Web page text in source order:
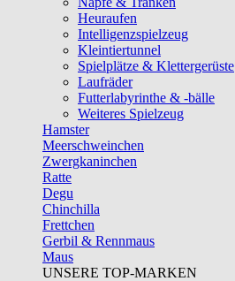
Heuraufen
Intelligenzspielzeug
Kleintiertunnel
Spielplätze & Klettergerüste
Laufräder
Futterlabyrinthe & -bälle
Weiteres Spielzeug
Hamster
Meerschweinchen
Zwergkaninchen
Ratte
Degu
Chinchilla
Frettchen
Gerbil & Rennmaus
Maus
UNSERE TOP-MARKEN